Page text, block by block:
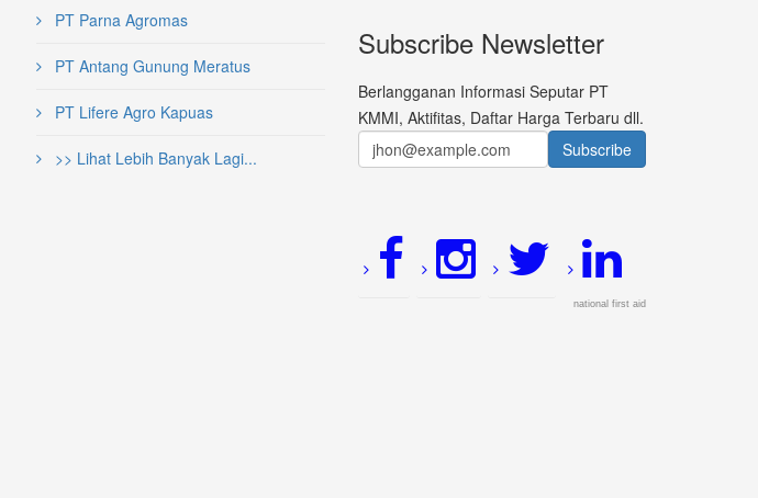
PT Parna Agromas
PT Antang Gunung Meratus
PT Lifere Agro Kapuas
>> Lihat Lebih Banyak Lagi...
Subscribe Newsletter
Berlangganan Informasi Seputar PT
KMMI, Aktifitas, Daftar Harga Terbaru dll.
national first aid